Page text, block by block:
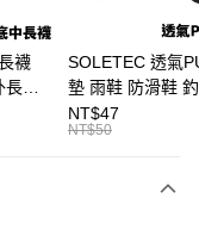
商業銀行
銀行
銀行
商業銀行
動跳轉到大哥付的交易
襪
襪
SOLETEC 透氣
墊 雨鞋 防滑鞋
墊 溯溪鞋 C693
NT$47
NT$50